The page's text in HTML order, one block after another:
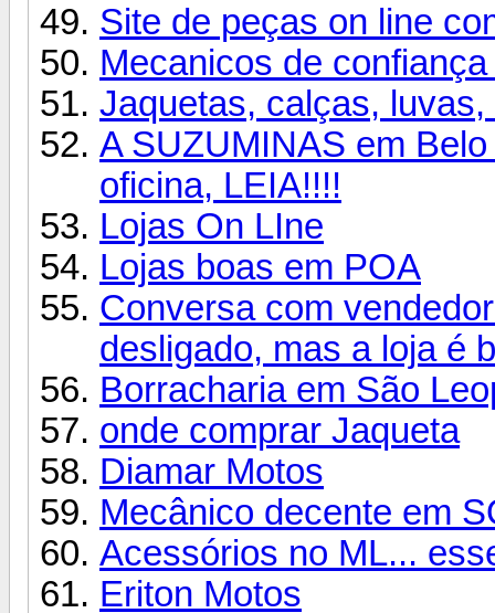
Site de peças on line
Mecanicos de
Jaquetas, calças,
A SUZUMINAS em
oficina, LEIA!!!!
Lojas On LIne
Lojas boas em POA
Conversa com
desligado, mas a loja é
Borracharia em São
onde comprar Jaqueta
Diamar Motos
Mecânico decente em
Acessórios no ML...
Eriton Motos